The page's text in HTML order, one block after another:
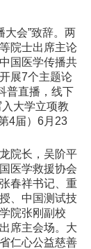
大会”致辞。两
院士出席主论
国医学传播共
展7个主题论
普直播，线下
大学立项教
4届）6月23
院长，吴阶平
医学救援协会
春祥书记、重
、中国测试技
院张刚副校
席主会场。大
仁心公益慈善